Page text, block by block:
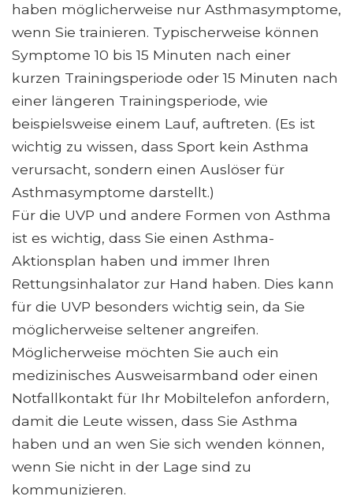
haben möglicherweise nur Asthmasymptome,
wenn Sie trainieren. Typischerweise können
Symptome 10 bis 15 Minuten nach einer
kurzen Trainingsperiode oder 15 Minuten nach
einer längeren Trainingsperiode, wie
beispielsweise einem Lauf, auftreten. (Es ist
wichtig zu wissen, dass Sport kein Asthma
verursacht, sondern einen Auslöser für
Asthmasymptome darstellt.)
Für die UVP und andere Formen von Asthma
ist es wichtig, dass Sie einen Asthma-
Aktionsplan haben und immer Ihren
Rettungsinhalator zur Hand haben. Dies kann
für die UVP besonders wichtig sein, da Sie
möglicherweise seltener angreifen.
Möglicherweise möchten Sie auch ein
medizinisches Ausweisarmband oder einen
Notfallkontakt für Ihr Mobiltelefon anfordern,
damit die Leute wissen, dass Sie Asthma
haben und an wen Sie sich wenden können,
wenn Sie nicht in der Lage sind zu
kommunizieren.